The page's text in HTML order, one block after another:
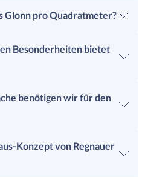
Glonn pro Quadratmeter?
Besonderheiten bietet
benötigen wir für den
Konzept von Regnauer